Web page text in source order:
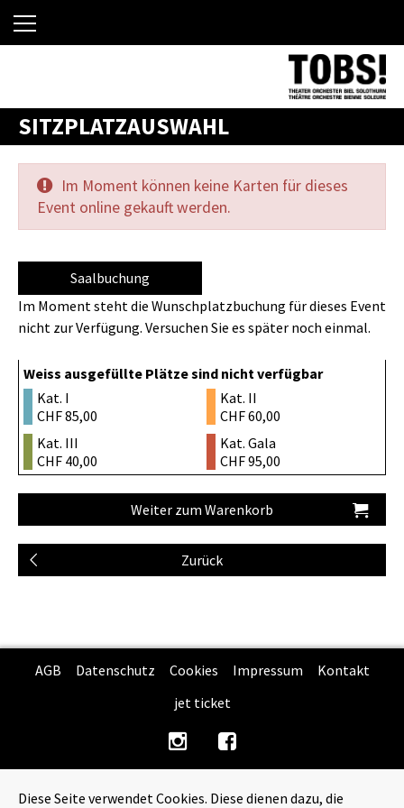
Diese Seite verwendet Cookies. Diese dienen dazu, die
SITZPLATZAUSWAHL
Im Moment können keine Karten für dieses
Event online gekauft werden.
Saalbuchung
Im Moment steht die Wunschplatzbuchung für dieses Event
nicht zur Verfügung. Versuchen Sie es später noch einmal.
Weiss ausgefüllte Plätze sind nicht verfügbar
Kat. I
CHF 85,00
Kat. II
CHF 60,00
Kat. III
CHF 40,00
Kat. Gala
CHF 95,00
AGB Datenschutz Cookies Impressum
Kontakt
jet ticket